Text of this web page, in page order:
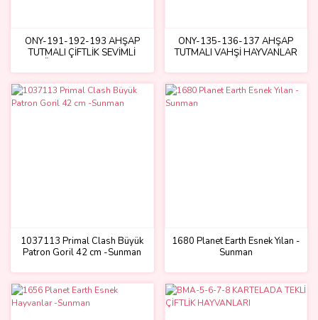
ONY-191-192-193 AHŞAP
TUTMALI ÇİFTLİK SEVİMLİ
ONY-135-136-137 AHŞAP
TUTMALI VAHŞİ HAYVANLAR
1037113 Primal Clash Büyük
Patron Goril 42 cm -Sunman
1680 Planet Earth Esnek Yılan -
Sunman